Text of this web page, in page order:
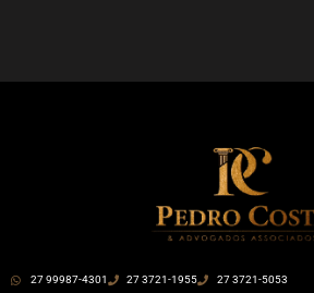
27 99987-4301 27 3721-1955 27 3721-5053